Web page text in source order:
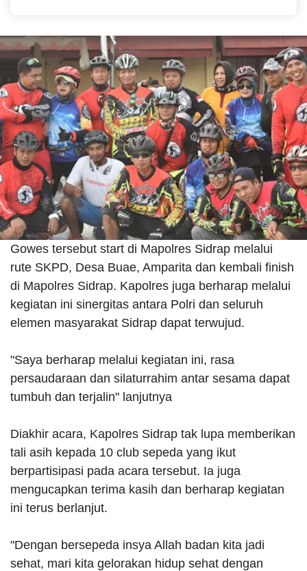
Gowes tersebut start di Mapolres Sidrap melalui
rute SKPD, Desa Buae, Amparita dan kembali finish
di Mapolres Sidrap. Kapolres juga berharap melalui
kegiatan ini sinergitas antara Polri dan seluruh
elemen masyarakat Sidrap dapat terwujud.
"Saya berharap melalui kegiatan ini, rasa
persaudaraan dan silaturrahim antar sesama dapat
tumbuh dan terjalin" lanjutnya
Diakhir acara, Kapolres Sidrap tak lupa memberikan
tali asih kepada 10 club sepeda yang ikut
berpartisipasi pada acara tersebut. Ia juga
mengucapkan terima kasih dan berharap kegiatan
ini terus berlanjut.
"Dengan bersepeda insya Allah badan kita jadi
sehat, mari kita gelorakan hidup sehat dengan